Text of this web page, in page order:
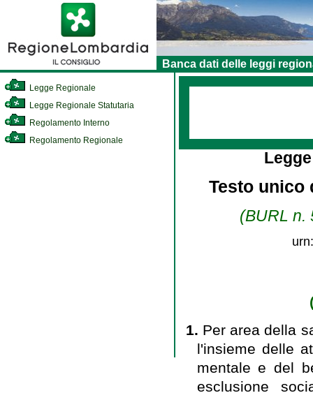
Banca dati delle leggi
Legge Regionale
Legge Regionale Statutaria
Regolamento Interno
Regolamento Regionale
Testo unico
(BURL n.
1. Per area della
l'insieme delle
mentale e del
esclusione